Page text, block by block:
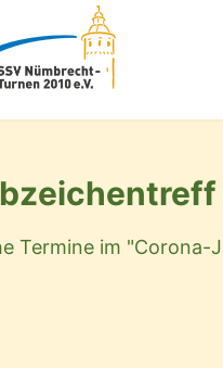
Termine im "Corona-